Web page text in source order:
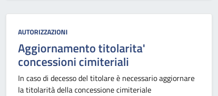
Categoria:
AUTORIZZAZIONI
Aggiornamento titolarita'
concessioni cimiteriali
In caso di decesso del titolare è necessario aggiornare
la titolarità della concessione cimiteriale